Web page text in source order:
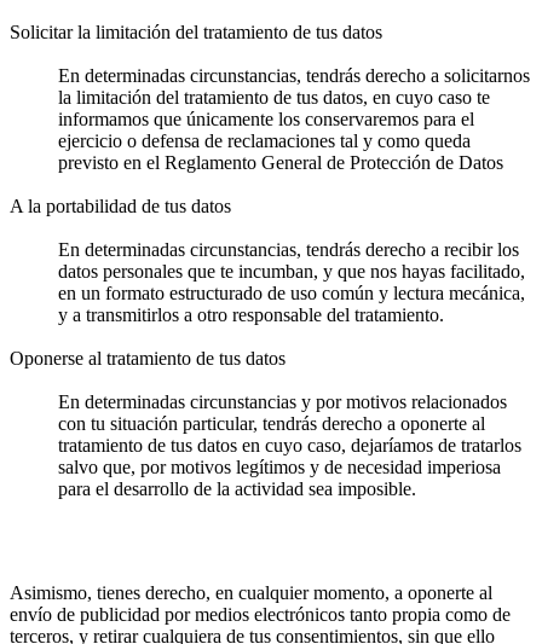
Solicitar la limitación del tratamiento de tus datos
En determinadas circunstancias, tendrás derecho a solicitarnos
la limitación del tratamiento de tus datos, en cuyo caso te
informamos que únicamente los conservaremos para el
ejercicio o defensa de reclamaciones tal y como queda
previsto en el Reglamento General de Protección de Datos
A la portabilidad de tus datos
En determinadas circunstancias, tendrás derecho a recibir los
datos personales que te incumban, y que nos hayas facilitado,
en un formato estructurado de uso común y lectura mecánica,
y a transmitirlos a otro responsable del tratamiento.
Oponerse al tratamiento de tus datos
En determinadas circunstancias y por motivos relacionados
con tu situación particular, tendrás derecho a oponerte al
tratamiento de tus datos en cuyo caso, dejaríamos de tratarlos
salvo que, por motivos legítimos y de necesidad imperiosa
para el desarrollo de la actividad sea imposible.
Asimismo, tienes derecho, en cualquier momento, a oponerte al
envío de publicidad por medios electrónicos tanto propia como de
terceros, y retirar cualquiera de tus consentimientos, sin que ello